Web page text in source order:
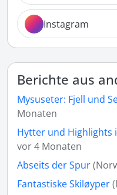
Instagram
Berichte aus
Mysuseter: Fjell und
Monaten
Hytter und Highlights
vor 4 Monaten
Abseits der Spur
Fantastiske Skiløyper